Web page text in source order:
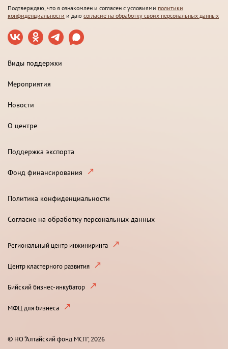
Подтверждаю, что я ознакомлен и согласен с условиями политики
конфиденциальности и даю согласие на обработку своих персональных данных
Виды поддержки
Мероприятия
Новости
О центре
Поддержка экспорта
Фонд финансирования
Политика конфиденциальности
Согласие на обработку персональных данных
Региональный центр инжиниринга
Центр кластерного развития
Бийский бизнес-инкубатор
МФЦ для бизнеса
© НО “Алтайский фонд МСП”, 2026